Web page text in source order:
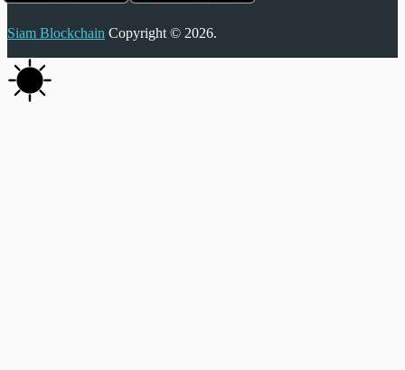
Siam Blockchain Copyright © 2026.